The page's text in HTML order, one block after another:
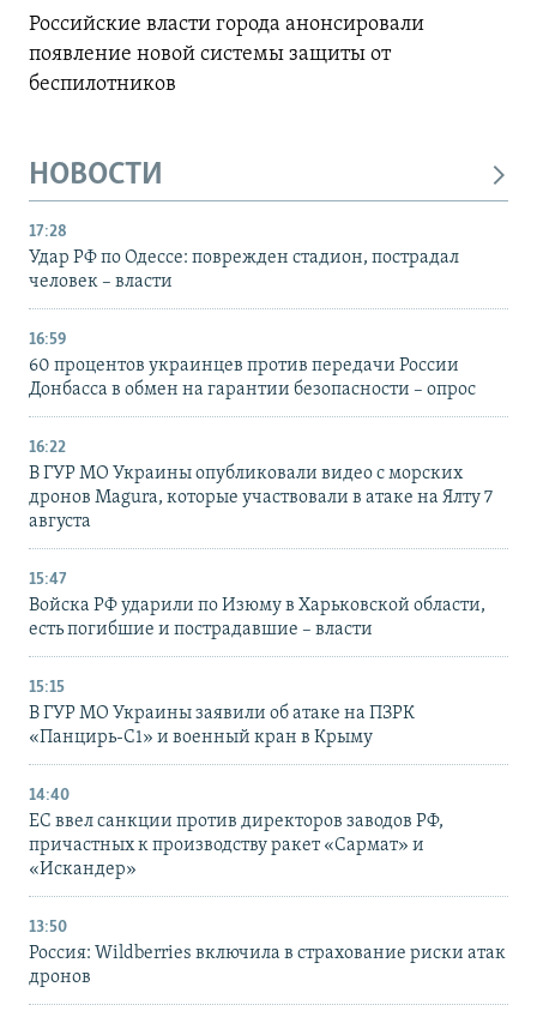
Российские власти города анонсировали
появление новой системы защиты от
беспилотников
НОВОСТИ
17:28
Удар РФ по Одессе: поврежден стадион, пострадал
человек – власти
16:59
60 процентов украинцев против передачи России
Донбасса в обмен на гарантии безопасности – опрос
16:22
В ГУР МО Украины опубликовали видео с морских
дронов Magura, которые участвовали в атаке на Ялту 7
августа
15:47
Войска РФ ударили по Изюму в Харьковской области,
есть погибшие и пострадавшие – власти
15:15
В ГУР МО Украины заявили об атаке на ПЗРК
«Панцирь-С1» и военный кран в Крыму
14:40
ЕС ввел санкции против директоров заводов РФ,
причастных к производству ракет «Сармат» и
«Искандер»
13:50
Россия: Wildberries включила в страхование риски атак
дронов